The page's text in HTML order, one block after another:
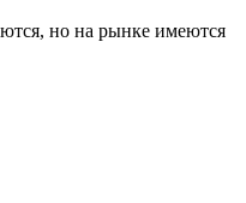
но на рынке имеются